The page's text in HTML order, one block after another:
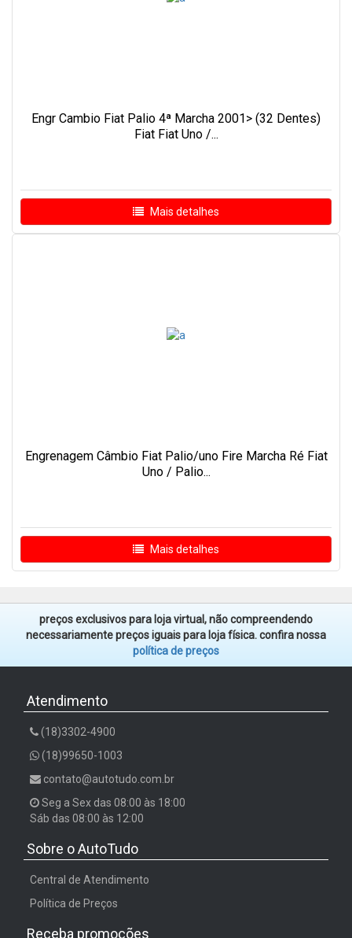
Engr Cambio Fiat Palio 4ª Marcha 2001> (32 Dentes)
Fiat Fiat Uno /...
Mais detalhes
Engrenagem Câmbio Fiat Palio/uno Fire Marcha Ré Fiat
Uno / Palio...
Mais detalhes
preços exclusivos para loja virtual, não compreendendo
necessariamente preços iguais para loja física. confira nossa
política de preços
Atendimento
(18)3302-4900
(18)99650-1003
contato@autotudo.com.br
Seg a Sex das 08:00 às 18:00
Sáb das 08:00 às 12:00
Sobre o AutoTudo
Central de Atendimento
Política de Preços
Receba promoções